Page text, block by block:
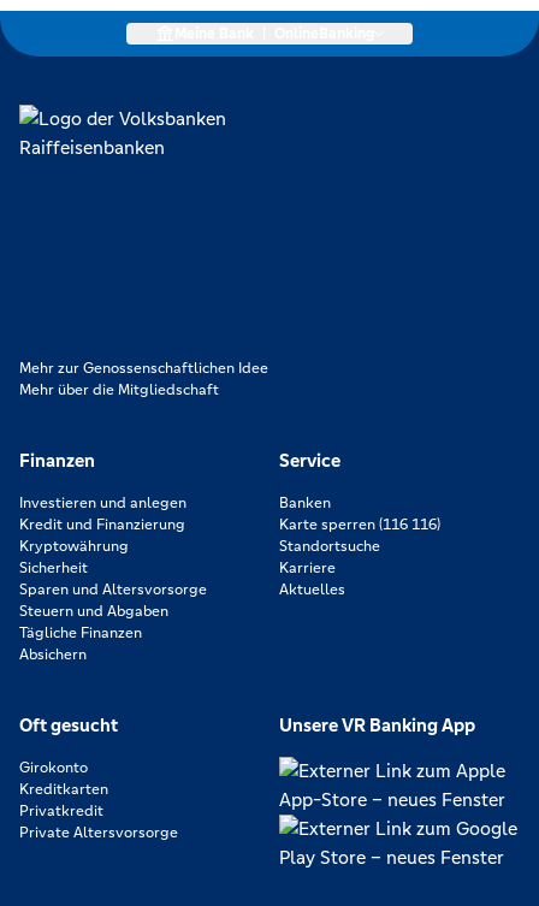
Mehr zur Genossenschaftlichen Idee
Mehr über die Mitgliedschaft
Finanzen
Investieren und anlegen
Kredit und Finanzierung
Kryptowährung
Sicherheit
Sparen und Altersvorsorge
Steuern und Abgaben
Tägliche Finanzen
Absichern
Service
Banken
Karte sperren (116 116)
Standortsuche
Karriere
Aktuelles
Oft gesucht
Girokonto
Kreditkarten
Privatkredit
Private Altersvorsorge
Unsere VR Banking App